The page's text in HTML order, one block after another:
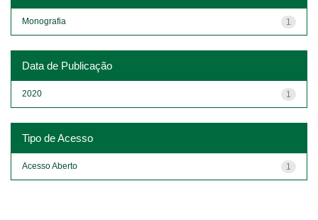
1
Monografia
Data de Publicação
1
2020
Tipo de Acesso
1
Acesso Aberto